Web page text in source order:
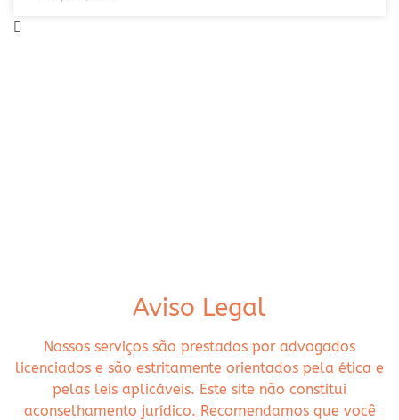
Aviso Legal
Nossos serviços são prestados por advogados
licenciados e são estritamente orientados pela ética e
pelas leis aplicáveis. Este site não constitui
aconselhamento jurídico. Recomendamos que você